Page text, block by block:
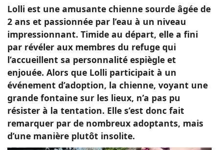
Lolli est une amusante chienne sourde âgée de
2 ans et passionnée par l’eau à un niveau
impressionnant. Timide au départ, elle a fini
par révéler aux membres du refuge qui
l’accueillent sa personnalité espiègle et
enjouée. Alors que Lolli participait à un
événement d’adoption, la chienne, voyant une
grande fontaine sur les lieux, n’a pas pu
résister à la tentation. Elle s’est donc fait
remarquer par de nombreux adoptants, mais
d’une manière plutôt insolite.